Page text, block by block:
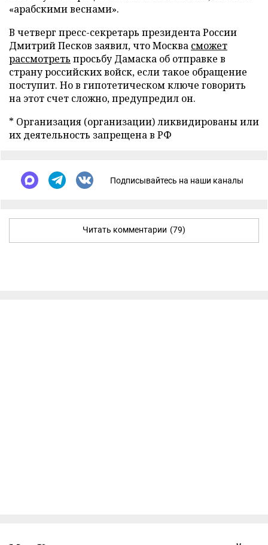
«арабскими веснами».
В четверг пресс-секретарь президента России
Дмитрий Песков заявил, что Москва сможет
рассмотреть просьбу Дамаска об отправке в
страну российских войск, если такое обращение
поступит. Но в гипотетическом ключе говорить
на этот счет сложно, предупредил он.
* Организация (организации) ликвидированы или
их деятельность запрещена в РФ
Подписывайтесь на наши каналы
Читать комментарии (79)